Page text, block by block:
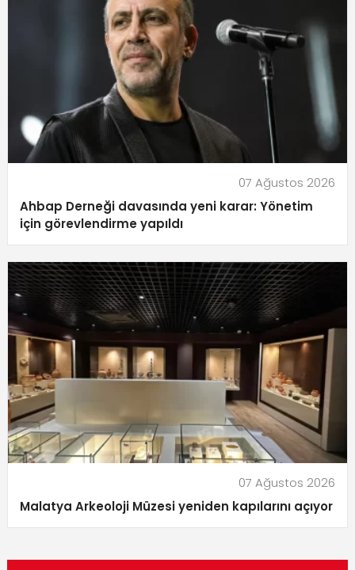
07 Ağustos 2026
Ahbap Derneği davasında yeni karar: Yönetim
için görevlendirme yapıldı
07 Ağustos 2026
Malatya Arkeoloji Müzesi yeniden kapılarını açıyor